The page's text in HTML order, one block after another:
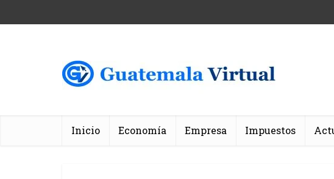
Inicio Economía Empresa Impuestos